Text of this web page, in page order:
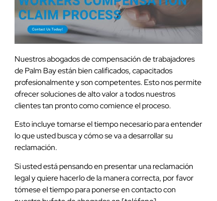
Nuestros abogados de compensación de trabajadores
de Palm Bay están bien calificados, capacitados
profesionalmente y son competentes. Esto nos permite
ofrecer soluciones de alto valor a todos nuestros
clientes tan pronto como comience el proceso.
Esto incluye tomarse el tiempo necesario para entender
lo que usted busca y cómo se va a desarrollar su
reclamación.
Si usted está pensando en presentar una reclamación
legal y quiere hacerlo de la manera correcta, por favor
tómese el tiempo para ponerse en contacto con